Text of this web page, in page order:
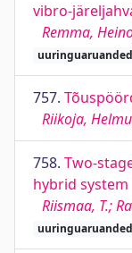
vibro-
Remma,
uuringuaruanded
757.
Riikoja,
758. Two-
hybrid system
Riismaa, T.;
uuringuaruanded